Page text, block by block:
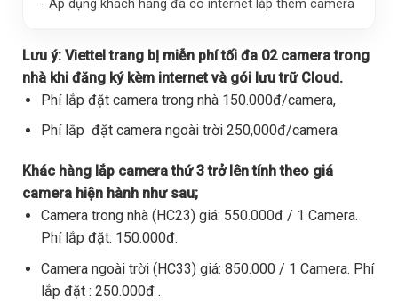
- Áp dụng khách hàng đã có internet lắp thêm camera
Lưu ý: Viettel trang bị miễn phí tối đa 02 camera trong
nhà khi đăng ký kèm internet và gói lưu trữ Cloud.
Phí lắp đặt camera trong nhà 150.000đ/camera,
Phí lắp đặt camera ngoài trời 250,000đ/camera
Khác hàng lắp camera thứ 3 trở lên tính theo giá
camera hiện hành như sau;
Camera trong nhà (HC23) giá: 550.000đ / 1 Camera.
Phí lắp đặt: 150.000đ.
Camera ngoài trời (HC33) giá: 850.000 / 1 Camera. Phí
lắp đặt : 250.000đ .